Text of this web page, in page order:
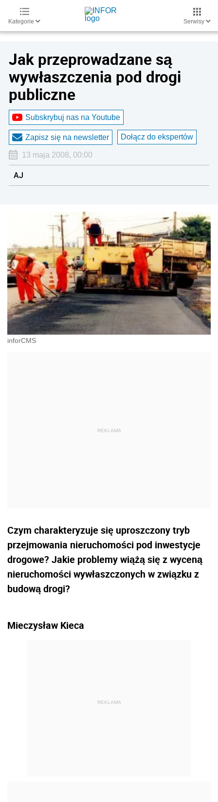
Kategorie Serwisy
Jak przeprowadzane są
wywłaszczenia pod drogi
publiczne
Subskrybuj nas na Youtube
Zapisz się na newsletter Dołącz do ekspertów
13 maja 2008, 00:00
AJ
inforCMS
Czym charakteryzuje się uproszczony tryb
przejmowania nieruchomości pod inwestycje
drogowe? Jakie problemy wiążą się z wyceną
nieruchomości wywłaszczonych w związku z
budową drogi?
Mieczysław Kieca
REKLAMA